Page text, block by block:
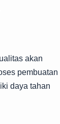
akan
pembuatan
daya tahan